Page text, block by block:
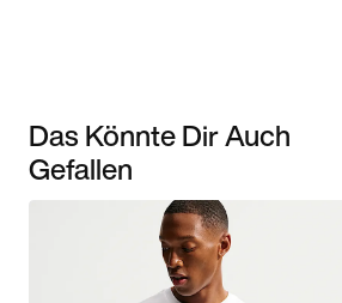
Das Könnte Dir Auch
Gefallen